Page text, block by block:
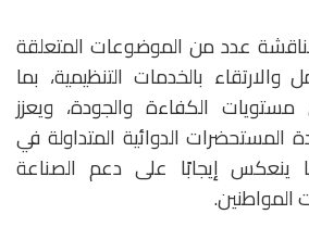
عدد من الموضوعات المتعلقة
بالخدمات التنظيمية، بما
الكفاءة والجودة، ويعزز
الدوائية المتداولة في
ينعكس إيجابًا على دعم الصناعة
المواطنين.